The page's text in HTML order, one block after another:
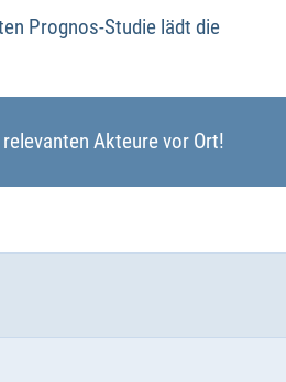
Prognos-Studie lädt die
Akteure vor Ort!